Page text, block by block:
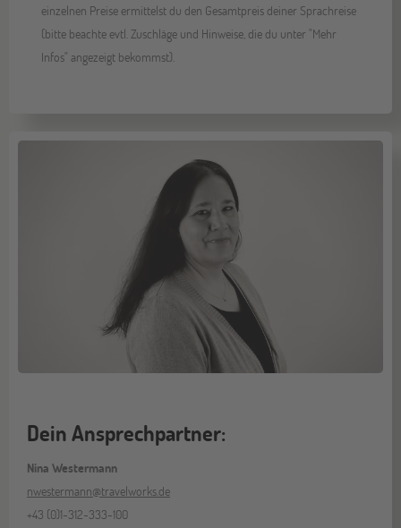
einzelnen Preise ermittelst du den Gesamtpreis deiner Sprachreise
(bitte beachte evtl. Zuschläge und Hinweise, die du unter "Mehr
Infos" angezeigt bekommst).
Dein Ansprechpartner:
Nina Westermann
nwestermann@travelworks.de
+43 (0)1-312-333-100